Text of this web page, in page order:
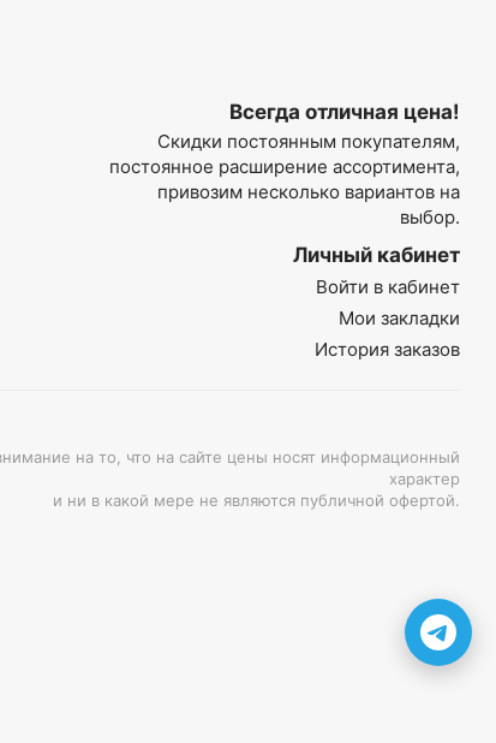
Всегда отличная цена!
Скидки постоянным покупателям,
постоянное расширение ассортимента,
привозим несколько вариантов на
выбор.
Личный кабинет
Войти в кабинет
Мои закладки
История заказов
на то, что на сайте цены носят информационный
характер
и ни в какой мере не являются публичной офертой.